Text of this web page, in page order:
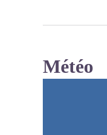
Météo